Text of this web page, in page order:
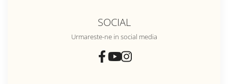
SOCIAL
Urmareste-ne in social media